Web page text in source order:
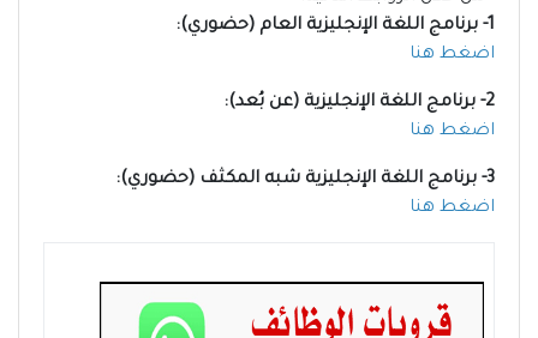
1- برنامج اللغة الإنجليزية العام (حضوري):
اضغط هنا
2- برنامج اللغة الإنجليزية (عن بُعد):
اضغط هنا
3- برنامج اللغة الإنجليزية شبه المكثف (حضوري):
اضغط هنا